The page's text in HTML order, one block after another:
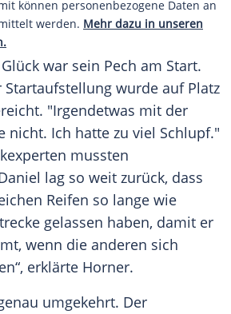
können personenbezogene Daten an
werden. Mehr dazu in unseren
Glück war sein Pech am Start.
Startaufstellung wurde auf Platz
"Irgendetwas mit der
nicht. Ich hatte zu viel Schlupf."
mussten
lag so weit zurück, dass
Reifen so lange wie
gelassen haben, damit er
wenn die anderen sich
erklärte Horner.
umgekehrt. Der